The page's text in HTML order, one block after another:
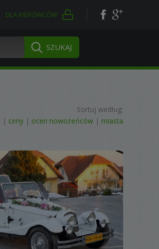
DLA KIEROWCÓW
Sortuj według:
| ceny | ocen nowożeńców | miasta